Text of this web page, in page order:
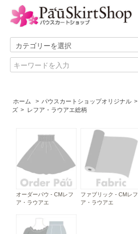
ホーム > パウスカートショップオリジナル >
ズ > レフア・ラウアエ総柄
オーダーパウ - CMレフ
ア・ラウアエ
ファブリック - CMレフ
ア・ラウアエ